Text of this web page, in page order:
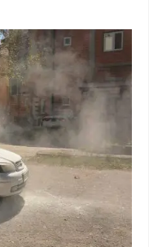
МАТЕРИЈАЛИ